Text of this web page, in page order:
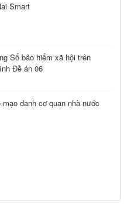
Smart
Sổ bảo hiểm xã hội trên
Đề án 06
danh cơ quan nhà nước